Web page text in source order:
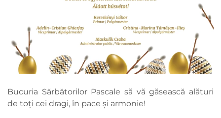
Bucuria Sărbătorilor Pascale să vă găsească alături
de toți cei dragi, în pace și armonie!